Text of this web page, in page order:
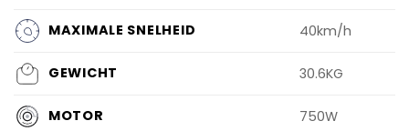
MAXIMALE SNELHEID 40km/h
GEWICHT 30.6KG
MOTOR 750W